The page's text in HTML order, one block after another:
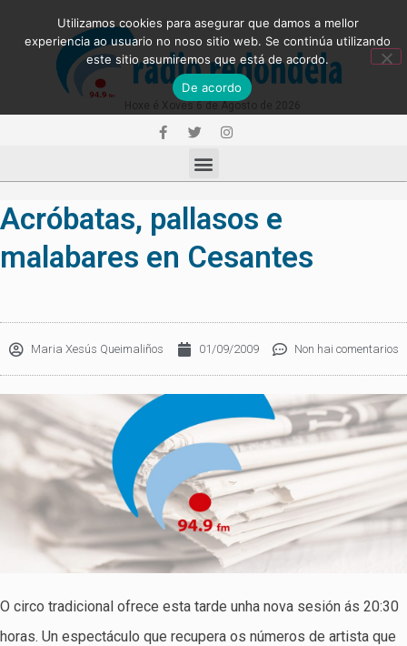
Acróbatas, pallasos e
malabares en Cesantes
Maria Xesús Queimaliños 01/09/2009 Non hai comentarios
O circo tradicional ofrece esta tarde unha nova sesión ás 20:30
horas. Un espectáculo que recupera os números de artista que
Utilizamos cookies para asegurar que damos a mellor
experiencia ao usuario no noso sitio web. Se continúa utilizando
este sitio asumiremos que está de acordo.
De acordo